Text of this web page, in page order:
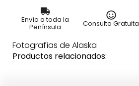
Envío a toda la
Península Consulta Gratuita
Fotografías de Alaska
Productos relacionados: